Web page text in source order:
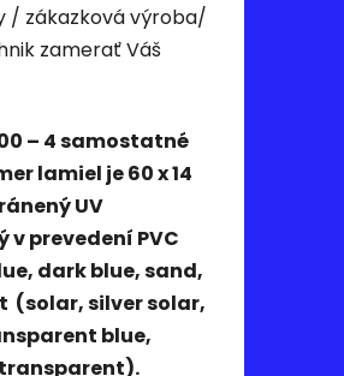
/ zákazková výroba/
zamerať Váš
– 4 samostatné
lamiel je 60 x 14
UV
v prevedení PVC
dark blue, sand,
(solar, silver solar,
blue,